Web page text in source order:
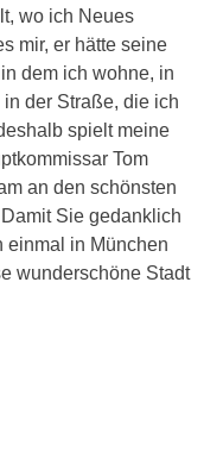
wo ich Neues
mir, er hätte seine
dem ich wohne, in
der Straße, die ich
spielt meine
Tom
an den schönsten
Sie gedanklich
einmal in München
wunderschöne Stadt